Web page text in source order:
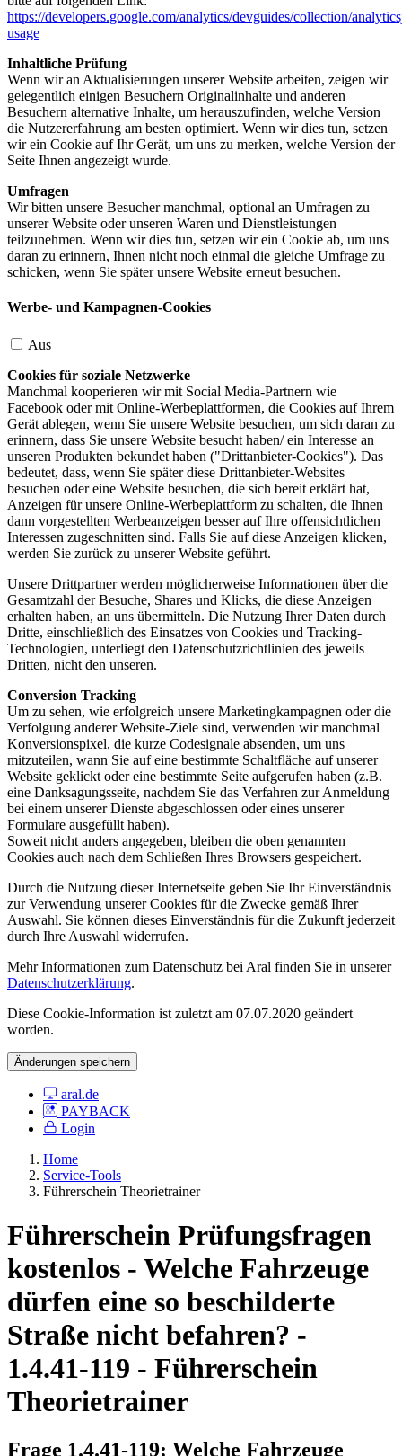
https://developers.google.com/analytics/devguides/collection/
usage
Inhaltliche Prüfung
Wenn wir an Aktualisierungen unserer Website arbeiten, zeigen wir
gelegentlich einigen Besuchern Originalinhalte und anderen
Besuchern alternative Inhalte, um herauszufinden, welche Version
die Nutzererfahrung am besten optimiert. Wenn wir dies tun, setzen
wir ein Cookie auf Ihr Gerät, um uns zu merken, welche Version der
Seite Ihnen angezeigt wurde.
Umfragen
Wir bitten unsere Besucher manchmal, optional an Umfragen zu
unserer Website oder unseren Waren und Dienstleistungen
teilzunehmen. Wenn wir dies tun, setzen wir ein Cookie ab, um uns
daran zu erinnern, Ihnen nicht noch einmal die gleiche Umfrage zu
schicken, wenn Sie später unsere Website erneut besuchen.
Werbe- und Kampagnen-Cookies
Aus
Cookies für soziale Netzwerke
Manchmal kooperieren wir mit Social Media-Partnern wie
Facebook oder mit Online-Werbeplattformen, die Cookies auf Ihrem
Gerät ablegen, wenn Sie unsere Website besuchen, um sich daran zu
erinnern, dass Sie unsere Website besucht haben/ ein Interesse an
unseren Produkten bekundet haben ("Drittanbieter-Cookies"). Das
bedeutet, dass, wenn Sie später diese Drittanbieter-Websites
besuchen oder eine Website besuchen, die sich bereit erklärt hat,
Anzeigen für unsere Online-Werbeplattform zu schalten, die Ihnen
dann vorgestellten Werbeanzeigen besser auf Ihre offensichtlichen
Interessen zugeschnitten sind. Falls Sie auf diese Anzeigen klicken,
werden Sie zurück zu unserer Website geführt.
Unsere Drittpartner werden möglicherweise Informationen über die
Gesamtzahl der Besuche, Shares und Klicks, die diese Anzeigen
erhalten haben, an uns übermitteln. Die Nutzung Ihrer Daten durch
Dritte, einschließlich des Einsatzes von Cookies und Tracking-
Technologien, unterliegt den Datenschutzrichtlinien des jeweils
Dritten, nicht den unseren.
Conversion Tracking
Um zu sehen, wie erfolgreich unsere Marketingkampagnen oder die
Verfolgung anderer Website-Ziele sind, verwenden wir manchmal
Konversionspixel, die kurze Codesignale absenden, um uns
mitzuteilen, wann Sie auf eine bestimmte Schaltfläche auf unserer
Website geklickt oder eine bestimmte Seite aufgerufen haben (z.B.
eine Danksagungsseite, nachdem Sie das Verfahren zur Anmeldung
bei einem unserer Dienste abgeschlossen oder eines unserer
Formulare ausgefüllt haben).
Soweit nicht anders angegeben, bleiben die oben genannten
Cookies auch nach dem Schließen Ihres Browsers gespeichert.
Durch die Nutzung dieser Internetseite geben Sie Ihr Einverständnis
zur Verwendung unserer Cookies für die Zwecke gemäß Ihrer
Auswahl. Sie können dieses Einverständnis für die Zukunft jederzeit
durch Ihre Auswahl widerrufen.
Mehr Informationen zum Datenschutz bei Aral finden Sie in unserer
Datenschutzerklärung.
Diese Cookie-Information ist zuletzt am 07.07.2020 geändert
worden.
Änderungen speichern
aral.de
PAYBACK
Login
Home
Service-Tools
Führerschein Theorietrainer
Führerschein Prüfungsfragen
kostenlos - Welche Fahrzeuge
dürfen eine so beschilderte
Straße nicht befahren? -
1.4.41-119 - Führerschein
Theorietrainer
Frage 1.4.41-119: Welche Fahrzeuge